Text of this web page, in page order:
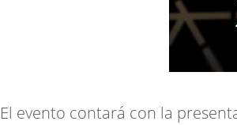
El evento contará con la